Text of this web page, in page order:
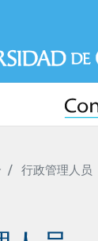
到
内
容
行政管理人员